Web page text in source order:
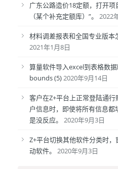
广东公路造价18定额，打开
（某个补充定额库）”。
2022
材料调差报表和全国专业版本
2021年1月8日
算量软件导入excel到表格数
bounds (5)2020年9月14日
客户在Z+平台上正常登陆通
户信息时，即使将所有信息
是没反应。
2020年9月3日
Z+平台切换其他软件分类时
动软件。
2020年9月3日